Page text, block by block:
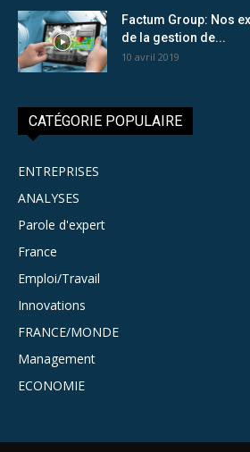
Factum Group: Nos
de la gestion de...
10 avril 2019
CATÉGORIE POPULAIRE
ENTREPRISES
ANALYSES
Parole d'expert
France
Emploi/Travail
Innovations
FRANCE/MONDE
Management
ECONOMIE